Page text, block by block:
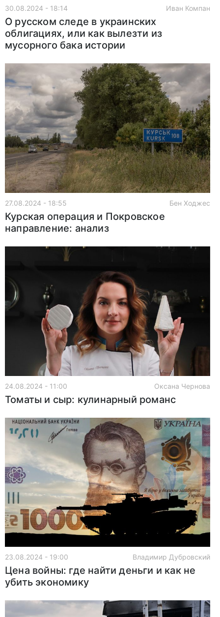
30.08.2024 - 18:14 Иван Компан
О русском следе в украинских
облигациях, или как вылезти из
мусорного бака истории
27.08.2024 - 18:55 Бен Ходжес
Курская операция и Покровское
направление: анализ
24.08.2024 - 11:00 Оксана Чернова
Томаты и сыр: кулинарный романс
23.08.2024 - 19:00 Владимир Дубровский
Цена войны: где найти деньги и как не
убить экономику